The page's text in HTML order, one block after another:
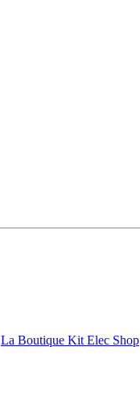
La Boutique Kit Elec Shop